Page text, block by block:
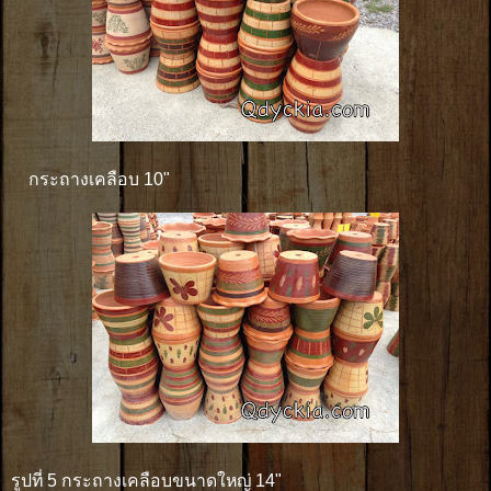
กระถางเคลือบ 10"
รูปที่ 5 กระถางเคลือบขนาดใหญ่ 14"